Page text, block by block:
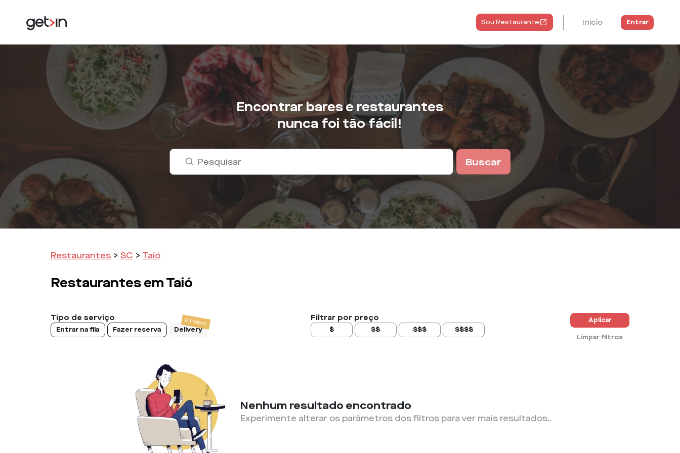
Sou Restaurante Início Entrar
Encontrar bares e restaurantes
nunca foi tão fácil!
Buscar
Restaurantes > SC > Taió
Restaurantes emTaió
Tipo de serviço
Entrar na fila Fazer reserva Delivery
Filtrar por preço
$ $$ $$$ $$$$
Aplicar
Limpar filtros
Nenhum resultado encontrado
Experimente alterar os parâmetros dos filtros para ver mais resultados..